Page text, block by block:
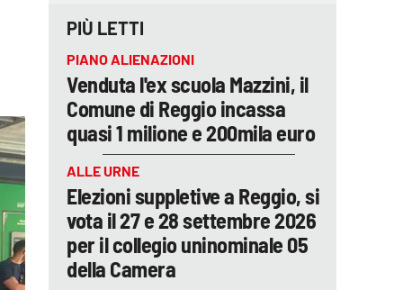
PIÙ LETTI
PIANO ALIENAZIONI
Venduta l'ex scuola Mazzini, il
Comune di Reggio incassa
quasi 1 milione e 200mila euro
ALLE URNE
Elezioni suppletive a Reggio, si
vota il 27 e 28 settembre 2026
per il collegio uninominale 05
della Camera